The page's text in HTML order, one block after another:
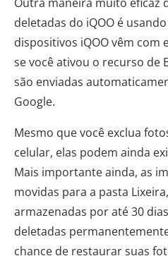
Outra maneira muito eficaz
deletadas do iQOO é
dispositivos iQOO vêm com
se você ativou o recurso de
são enviadas
Google.
Mesmo que você exclua
celular, elas podem ainda
Mais importante ainda, as
movidas para a pasta
armazenadas por até 30
deletadas
chance de restaurar suas